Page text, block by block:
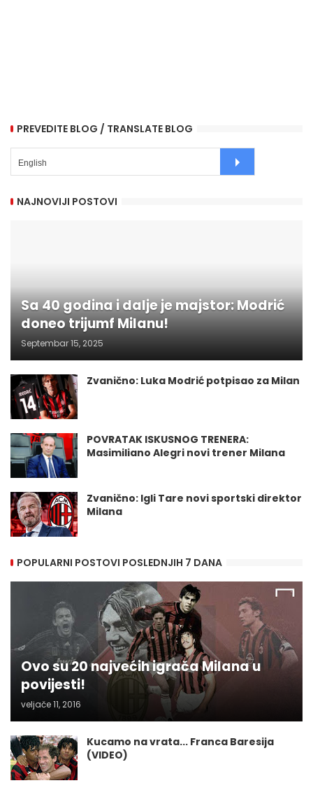
PREVEDITE BLOG / TRANSLATE BLOG
NAJNOVIJI POSTOVI
Sa 40 godina i dalje je majstor: Modrić
doneo trijumf Milanu!
Septembar 15, 2025
Zvanično: Luka Modrić potpisao za Milan
POVRATAK ISKUSNOG TRENERA:
Masimiliano Alegri novi trener Milana
Zvanično: Igli Tare novi sportski direktor
Milana
POPULARNI POSTOVI POSLEDNJIH 7 DANA
Ovo su 20 najvećih igrača Milana u
povijesti!
veljače 11, 2016
Kucamo na vrata... Franca Baresija
(VIDEO)